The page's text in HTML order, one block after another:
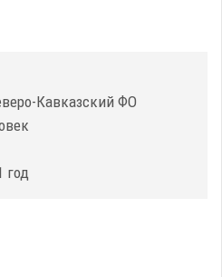
Кавказский ФО
год